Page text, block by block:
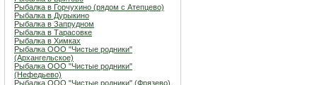
Рыбалка в Горчухино (рядом с Атепцево)
Рыбалка в Дурыкино
Рыбалка в Запрудном
Рыбалка в Тарасовке
Рыбалка в Химках
Рыбалка ООО "Чистые родники"
(Архангельское)
Рыбалка ООО "Чистые родники"
(Нефедьево)
Рыбалка ООО "Чистые родники" (Фрязево)